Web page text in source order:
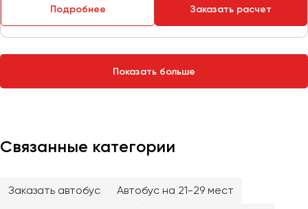
Подробнее Заказать расчет
Показать больше
Связанные категории
Заказать автобус
Автобус на 21-29 мест
Тверь
Тольятти
Улан-Удэ
Уфа